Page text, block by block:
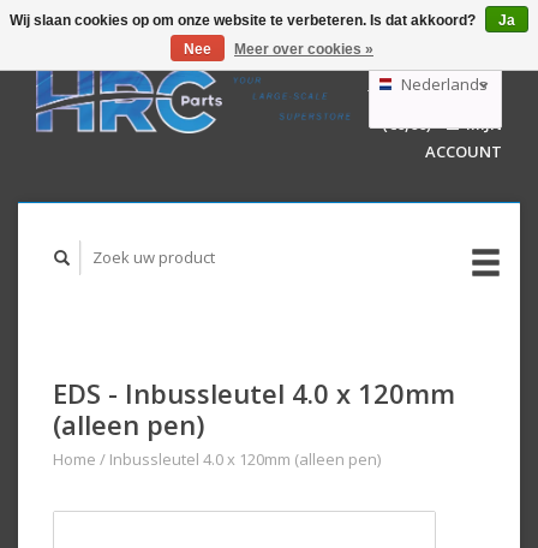
GBP
AUD
Nederlands
Deutsch
English
WINKELWAGEN
(€0,00)
MIJN
ACCOUNT
EDS - Inbussleutel 4.0 x 120mm
(alleen pen)
Home / Inbussleutel 4.0 x 120mm (alleen pen)
Wij slaan cookies op om onze website te verbeteren. Is dat akkoord?
Ja
Nee
Meer over cookies »